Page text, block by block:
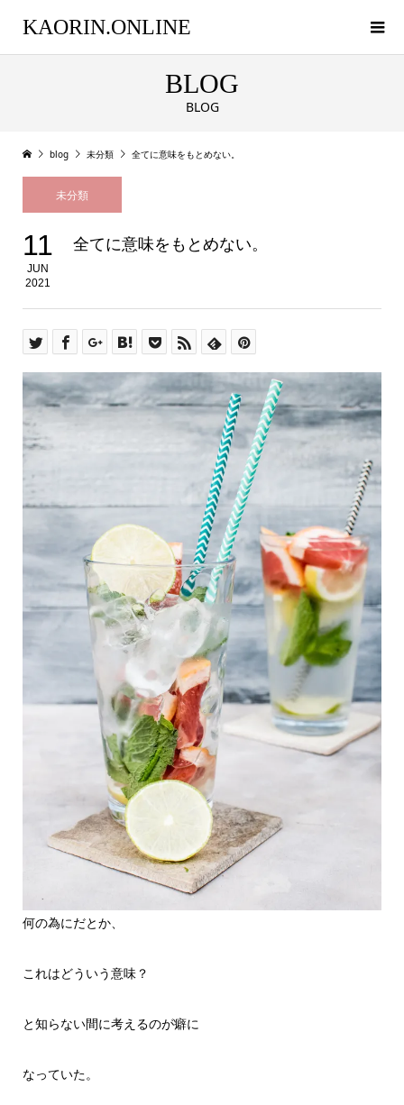
KAORIN.ONLINE
BLOG
BLOG
blog 未分類 全てに意味をもとめない。
未分類
11
JUN
2021
全てに意味をもとめない。
何の為にだとか、
これはどういう意味？
と知らない間に考えるのが癖に
なっていた。